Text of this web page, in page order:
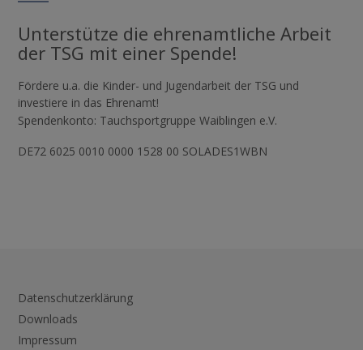
Unterstütze die ehrenamtliche Arbeit
der TSG mit einer Spende!
Fördere u.a. die Kinder- und Jugendarbeit der TSG und
investiere in das Ehrenamt!
Spendenkonto: Tauchsportgruppe Waiblingen e.V.
DE72 6025 0010 0000 1528 00 SOLADES1WBN
Datenschutzerklärung
Downloads
Impressum